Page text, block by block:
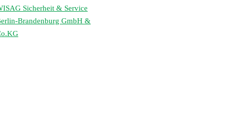
Sicherheit & Service
Brandenburg GmbH &